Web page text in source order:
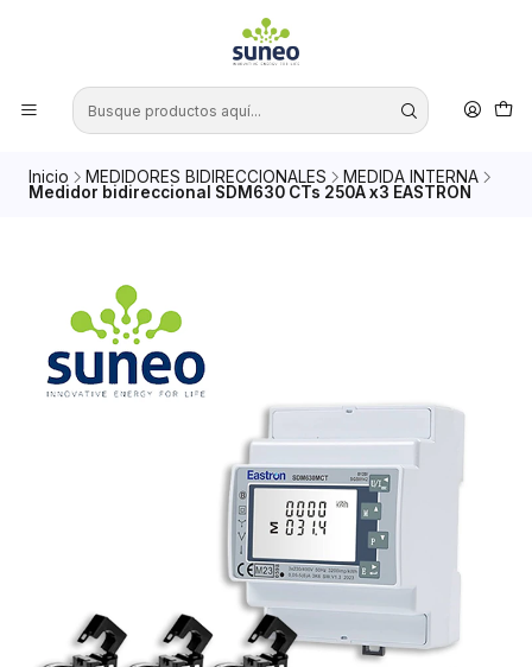
Inicio MEDIDORES BIDIRECCIONALES
MEDIDA INTERNA
Medidor bidireccional SDM630 CTs 250A x3 EASTRON